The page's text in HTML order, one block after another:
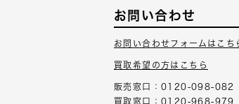
お問い合わせ
お問い合わせフォームはこ
買取希望の方はこちら
販売窓口：0120-098-082
買取窓口：0120-968-979